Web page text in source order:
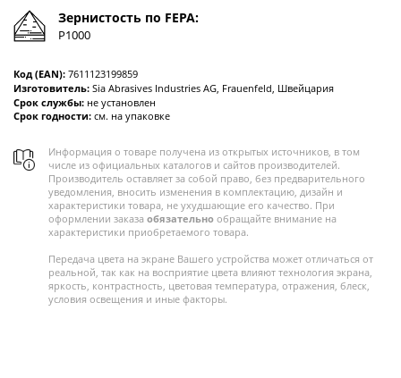
Зернистость по FEPA:
P1000
Код (EAN): 7611123199859
Изготовитель: Sia Abrasives Industries AG, Frauenfeld, Швейцария
Срок службы: не установлен
Срок годности: см. на упаковке
Информация о товаре получена из открытых источников, в том
числе из официальных каталогов и сайтов производителей.
Производитель оставляет за собой право, без предварительного
уведомления, вносить изменения в комплектацию, дизайн и
характеристики товара, не ухудшающие его качество. При
оформлении заказа обязательно обращайте внимание на
характеристики приобретаемого товара.
Передача цвета на экране Вашего устройства может отличаться от
реальной, так как на восприятие цвета влияют технология экрана,
яркость, контрастность, цветовая температура, отражения, блеск,
условия освещения и иные факторы.